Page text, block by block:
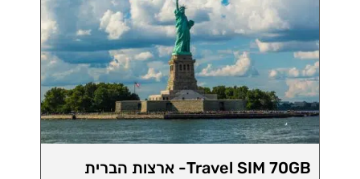
Travel SIM 70GB- ארצות הברית